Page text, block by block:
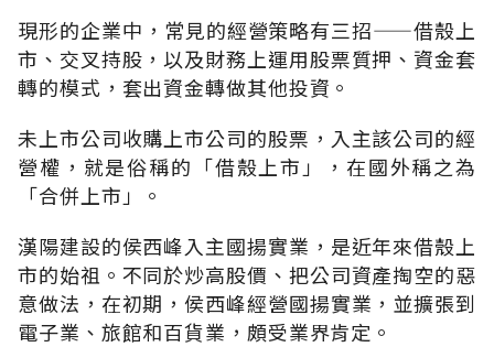
現形的企業中，常見的經營策略有三招——借殼上
市、交叉持股，以及財務上運用股票質押、資金套
轉的模式，套出資金轉做其他投資。
未上市公司收購上市公司的股票，入主該公司的經
營權，就是俗稱的「借殼上市」，在國外稱之為
「合併上市」。
漢陽建設的侯西峰入主國揚實業，是近年來借殼上
市的始祖。不同於炒高股價、把公司資產掏空的惡
意做法，在初期，侯西峰經營國揚實業，並擴張到
電子業、旅館和百貨業，頗受業界肯定。